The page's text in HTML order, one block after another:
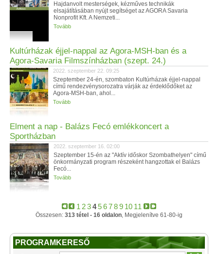
Hajdanvolt mesterségek, kézműves technikák
elsajátításában nyújt segítséget az AGORA Savaria
Nonprofit Kft. A Nemzeti...
Tovább
Kultúrházak éjjel-nappal az Agora-MSH-ban és a
Agora-Savaria Filmszínházban (szept. 24.)
2022. szeptember 22. 09:25
Szeptember 24-én, szombaton Kultúrházak éjjel-nappal
című rendezvénysorozatra várják az érdeklődőket az
Agora-MSH-ban, ahol...
Tovább
Elment a nap - Balázs Fecó emlékkoncert a
Sportházban
2022. szeptember 16. 02:00
Szeptember 15-én az "Aktív időskor Szombathelyen" című
önkormányzati program részeként hangzottak el Balázs
Fecó...
Tovább
1 23456789 10 11
Összesen: 313 tétel - 16 oldalon, Megjelenítve 61-80-ig
PROGRAMKERESŐ